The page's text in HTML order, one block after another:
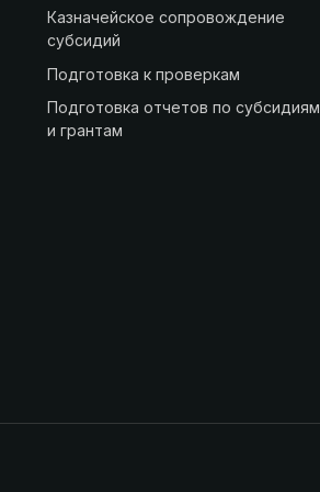
Подготовка отчетов по субсидиям
и грантам
Подготовка к проверкам
Казначейское сопровождение
субсидий